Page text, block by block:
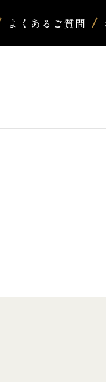
よくあるご質問